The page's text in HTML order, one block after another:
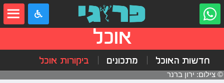
אוכל
חדשות האוכל מתכונים ביקורות אוכל
© צילום: ירון ברנר